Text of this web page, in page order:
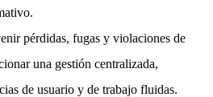
pérdidas, fugas y violaciones de
una gestión centralizada,
de usuario y de trabajo fluidas.